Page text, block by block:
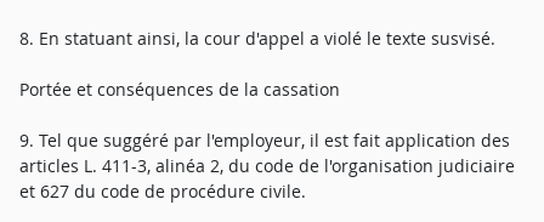
8. En statuant ainsi, la cour d'appel a violé le texte susvisé.
Portée et conséquences de la cassation
9. Tel que suggéré par l'employeur, il est fait application des
articles L. 411-3, alinéa 2, du code de l'organisation judiciaire
et 627 du code de procédure civile.